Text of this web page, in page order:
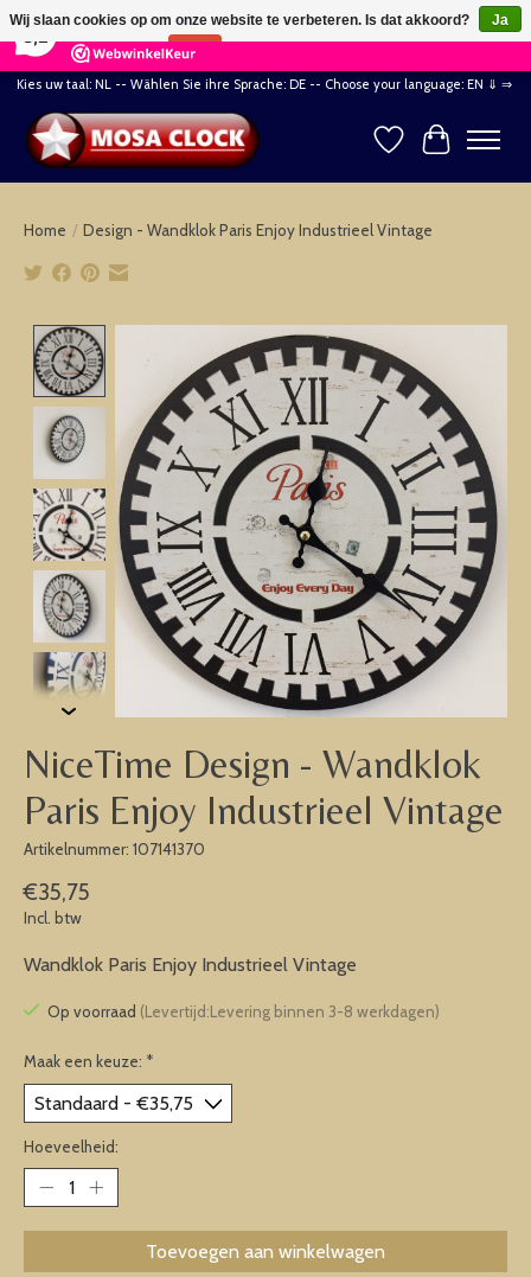
164 Reviews ×
Kies uw taal: NL -- Wählen Sie ihre Sprache: DE -- Choose your language: EN ⇓ ⇒
Verlanglijst
Home / Design - Wandklok Paris Enjoy Industrieel Vintage
Product image slideshow Items
NiceTime Design - Wandklok
Paris Enjoy Industrieel Vintage
Artikelnummer: 107141370
€35,75
Incl. btw
Wandklok Paris Enjoy Industrieel Vintage
Op voorraad (Levertijd:Levering binnen 3-8 werkdagen)
Maak een keuze: *
Hoeveelheid:
Toevoegen aan winkelwagen
Wij slaan cookies op om onze website te verbeteren. Is dat akkoord?
Ja
Nee